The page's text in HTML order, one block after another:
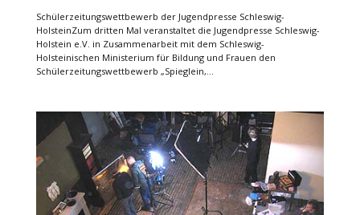
Schülerzeitungswettbewerb der Jugendpresse Schleswig-
HolsteinZum dritten Mal veranstaltet die Jugendpresse Schleswig-
Holstein e.V. in Zusammenarbeit mit dem Schleswig-
Holsteinischen Ministerium für Bildung und Frauen den
Schülerzeitungswettbewerb „Spieglein,...